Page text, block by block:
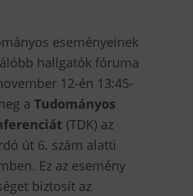
eseményeinek
hallgatók fóruma
12-én 13:45-
a Tudományos
(TDK) az
út 6. szám alatti
Ez az esemény
biztosít az